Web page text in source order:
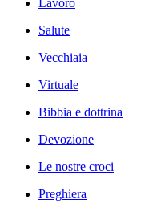
Lavoro
Salute
Vecchiaia
Virtuale
Bibbia e dottrina
Devozione
Le nostre croci
Preghiera